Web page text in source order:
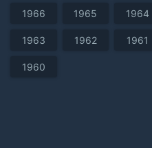
1966 1965 1964
1963 1962 1961
1960